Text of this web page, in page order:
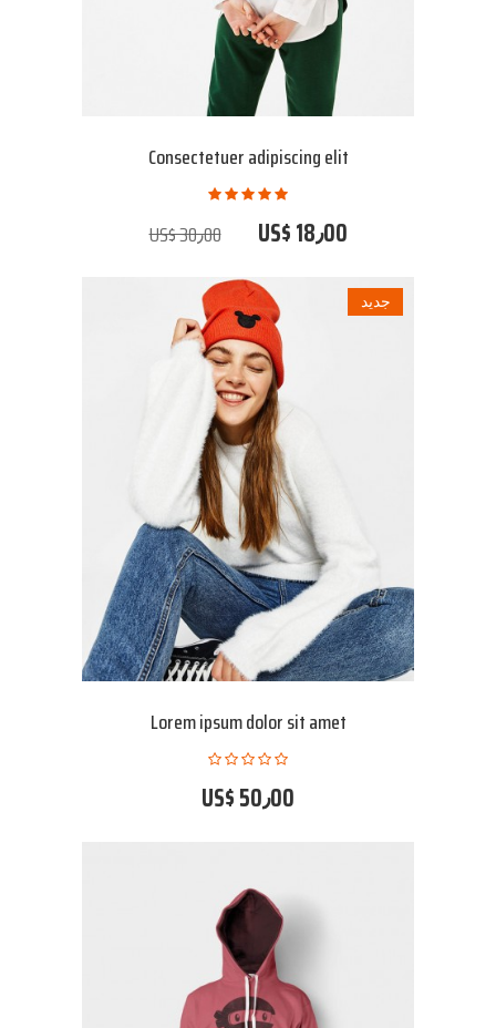
Consectetuer adipiscing elit
US$ 18٫00 US$ 30٫00
جديد
Lorem ipsum dolor sit amet
US$ 50٫00